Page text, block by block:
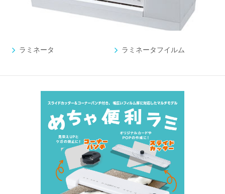
ラミネータ ラミネータフイルム